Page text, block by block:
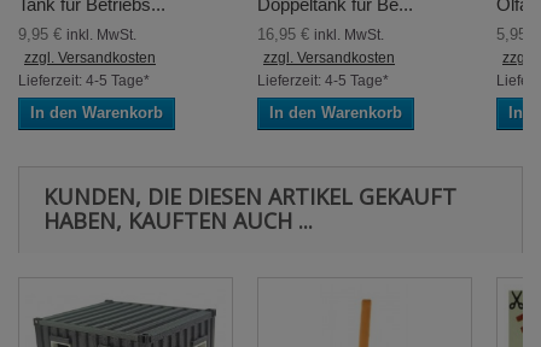
Tank für Betriebs...
9,95 € inkl. MwSt.
zzgl. Versandkosten
Lieferzeit: 4-5 Tage*
In den Warenkorb
Doppeltank für Be...
16,95 € inkl. MwSt.
zzgl. Versandkosten
Lieferzeit: 4-5 Tage*
In den Warenkorb
5,95
zzgl.
In
KUNDEN, DIE DIESEN ARTIKEL GEKAUFT
HABEN, KAUFTEN AUCH ...